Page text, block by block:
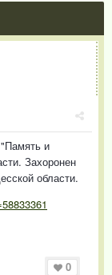
и
Захоронен
области.
0